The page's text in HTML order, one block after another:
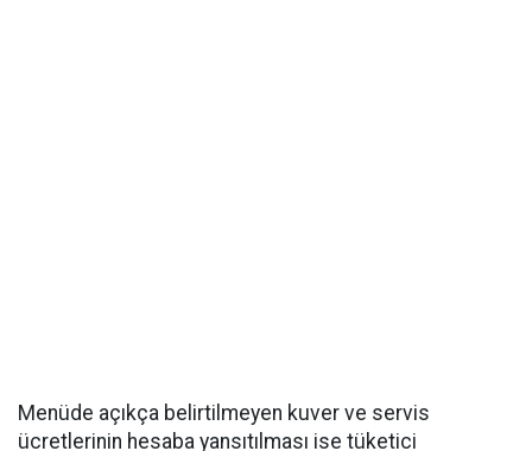
Menüde açıkça belirtilmeyen kuver ve servis
ücretlerinin hesaba yansıtılması ise tüketici